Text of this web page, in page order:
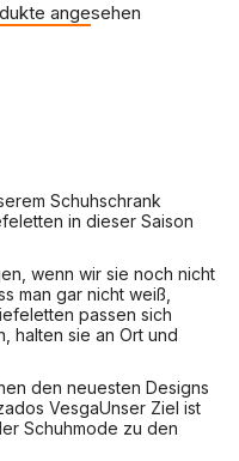
angesehen
Schuhschrank
in dieser Saison
wenn wir sie noch nicht
man gar nicht weiß,
passen sich
halten sie an Ort und
den neuesten Designs
VesgaUnser Ziel ist
Schuhmode zu den